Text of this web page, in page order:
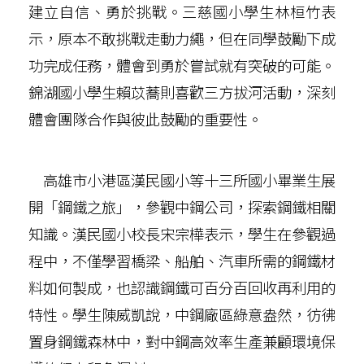
建立自信、勇於挑戰。三慈國小學生林桓竹表
示，原本不敢挑戰走動力繩，但在同學鼓勵下成
功完成任務，體會到勇於嘗試就有突破的可能。
錦湖國小學生賴苡蕎則喜歡三方拔河活動，深刻
體會團隊合作與彼此鼓勵的重要性。
高雄市小港區漢民國小等十三所國小畢業生展
開「鋼鐵之旅」，參觀中鋼公司，探索鋼鐵相關
知識。漢民國小校長宋宗樺表示，學生在參觀過
程中，不僅學習橋梁、船舶、汽車所需的鋼鐵材
料如何製成，也認識鋼鐵可百分百回收再利用的
特性。學生陳威凱說，中鋼廠區綠意盎然，彷彿
置身鋼鐵森林中，對中鋼高效率生產兼顧環境保